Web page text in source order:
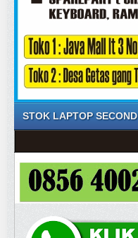
STOK LAPTOP SECOND